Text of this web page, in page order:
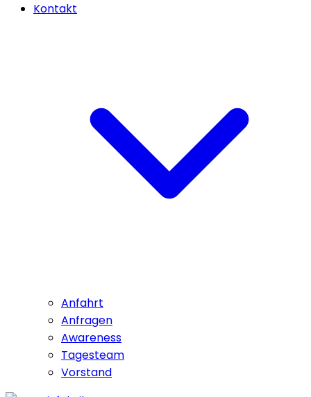
Kontakt
Anfahrt
Anfragen
Awareness
Tagesteam
Vorstand